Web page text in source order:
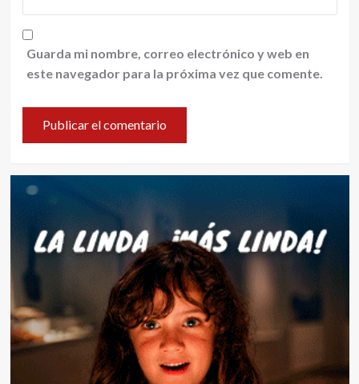
Guarda mi nombre, correo electrónico y web en
este navegador para la próxima vez que comente.